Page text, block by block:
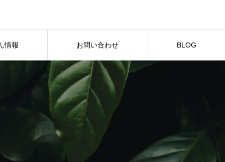
情報 お問い合わせ BLOG